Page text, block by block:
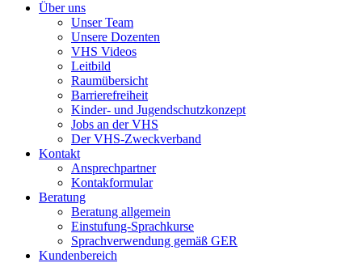
Über uns
Unser Team
Unsere Dozenten
VHS Videos
Leitbild
Raumübersicht
Barrierefreiheit
Kinder- und Jugendschutzkonzept
Jobs an der VHS
Der VHS-Zweckverband
Kontakt
Ansprechpartner
Kontakformular
Beratung
Beratung allgemein
Einstufung-Sprachkurse
Sprachverwendung gemäß GER
Kundenbereich